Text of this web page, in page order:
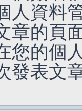
人資料
章的頁
您的個
發表文